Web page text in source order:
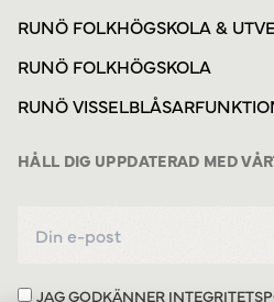
RUNÖ FOLKHÖGSKOLA &
RUNÖ FOLKHÖGSKOLA
RUNÖ
HÅLL DIG UPPDATERAD MED
JAG GODKÄNNER